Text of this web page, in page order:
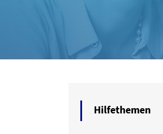
Hilfethemen